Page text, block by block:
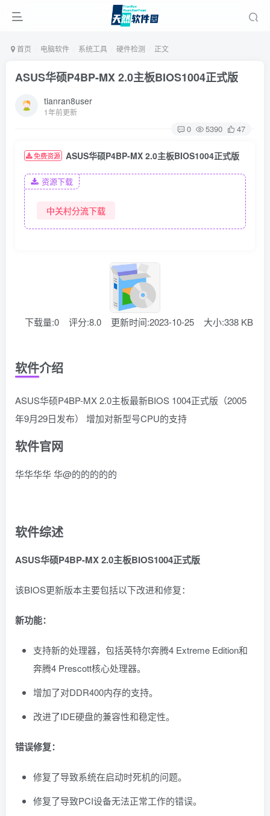
首页 电脑软件 系统工具 硬件检测 正文
ASUS华硕P4BP-MX 2.0主板BIOS1004正式版
tianran8user
1年前更新
0 5390 47
免费资源 ASUS华硕P4BP-MX 2.0主板BIOS1004正式版
资源下载
中关村分流下载
下载量:0 评分:8.0 更新时间:2023-10-25 大小:338 KB
软件介绍
ASUS华硕P4BP-MX 2.0主板最新BIOS 1004正式版（2005
年9月29日发布） 增加对新型号CPU的支持
软件官网
华华华华 华@的的的的的
软件综述
ASUS华硕P4BP-MX 2.0主板BIOS1004正式版
该BIOS更新版本主要包括以下改进和修复：
新功能：
支持新的处理器，包括英特尔奔腾4 Extreme Edition和
奔腾4 Prescott核心处理器。
增加了对DDR400内存的支持。
改进了IDE硬盘的兼容性和稳定性。
错误修复：
修复了导致系统在启动时死机的问题。
修复了导致PCI设备无法正常工作的错误。